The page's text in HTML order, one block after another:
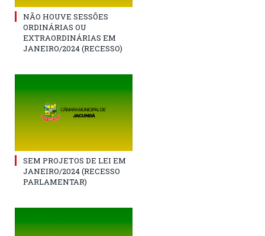
NÃO HOUVE SESSÕES
ORDINÁRIAS OU
EXTRAORDINÁRIAS EM
JANEIRO/2024 (RECESSO)
SEM PROJETOS DE LEI EM
JANEIRO/2024 (RECESSO
PARLAMENTAR)